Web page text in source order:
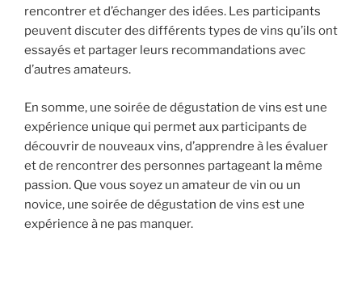
rencontrer et d’échanger des idées. Les participants
peuvent discuter des différents types de vins qu’ils ont
essayés et partager leurs recommandations avec
d’autres amateurs.
En somme, une soirée de dégustation de vins est une
expérience unique qui permet aux participants de
découvrir de nouveaux vins, d’apprendre à les évaluer
et de rencontrer des personnes partageant la même
passion. Que vous soyez un amateur de vin ou un
novice, une soirée de dégustation de vins est une
expérience à ne pas manquer.